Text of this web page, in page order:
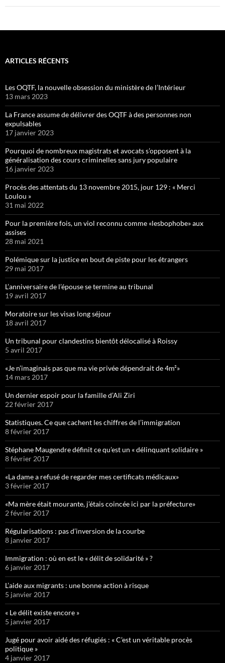
ARTICLES RÉCENTS
Les OQTF, la nouvelle obsession du ministère de l’Intérieur
13 mars 2023
La France assume de délivrer des OQTF à des personnes non
expulsables
17 janvier 2023
Pourquoi de nombreux magistrats et avocats s’opposent à la
généralisation des cours criminelles sans jury populaire
16 janvier 2023
Procès des attentats du 13 novembre 2015, jour 129 : « Merci
Loulou »
31 mai 2022
Pour la première fois, un viol reconnu comme «lesbophobe» aux
assises
28 mai 2021
Polémique sur la justice en bout de piste pour les étrangers
29 mai 2017
L’anniversaire de l’épouse se termine au tribunal
19 avril 2017
Moratoire sur les visas long séjour
18 avril 2017
Un tribunal pour clandestins bientôt délocalisé à Roissy
5 avril 2017
«Je n’imaginais pas que ma vie privée dépendrait de 4m²»
14 mars 2017
Un dernier espoir pour la famille d’Ali Ziri
22 février 2017
Statistiques. Ce que cachent les chiffres de l’immigration
8 février 2017
Stéphane Maugendre définit ce qu’est un « délinquant solidaire »
8 février 2017
«La dame a refusé de regarder mes certificats médicaux»
3 février 2017
«Ma mère était mourante, j’étais coincée ici par la préfecture»
2 février 2017
Régularisations : pas d’inversion de la courbe
8 janvier 2017
Immigration : où en est le « délit de solidarité » ?
6 janvier 2017
L’aide aux migrants : une bonne action à risque
5 janvier 2017
« Le délit existe encore »
5 janvier 2017
Jugé pour avoir aidé des réfugiés : « C’est un véritable procès
politique »
4 janvier 2017